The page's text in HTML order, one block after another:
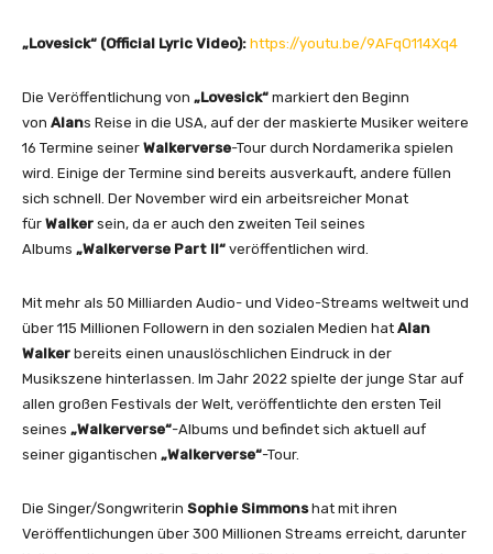
L
y
r
c
V
i
e
o
)
“
v
o
n
o
u
„Lovesick“ (Official Lyric Video): https://youtu.be/9AFqO114Xq4
Die Veröffentlichung von „Lovesick“ markiert den Beginn
von Alans Reise in die USA, auf der der maskierte Musiker weitere
16 Termine seiner Walkerverse-Tour durch Nordamerika spielen
wird. Einige der Termine sind bereits ausverkauft, andere füllen
sich schnell. Der November wird ein arbeitsreicher Monat
für Walker sein, da er auch den zweiten Teil seines
Albums „Walkerverse Part II“ veröffentlichen wird.
Mit mehr als 50 Milliarden Audio- und Video-Streams weltweit und
über 115 Millionen Followern in den sozialen Medien hat Alan
Walker bereits einen unauslöschlichen Eindruck in der
Musikszene hinterlassen. Im Jahr 2022 spielte der junge Star auf
allen großen Festivals der Welt, veröffentlichte den ersten Teil
seines „Walkerverse“-Albums und befindet sich aktuell auf
seiner gigantischen „Walkerverse“-Tour.
Die Singer/Songwriterin Sophie Simmonshat mit ihren
Veröffentlichungen über 300 Millionen Streams erreicht, darunter